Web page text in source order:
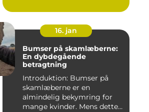
16. jan
Bumser på skamlæberne:
En dybdegående
betragtning
Introduktion: Bumser på
skamlæberne er en
almindelig bekymring for
mange kvinder. Mens dette